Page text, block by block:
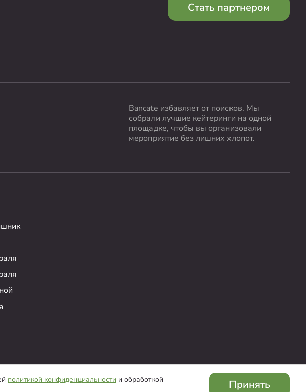
Стать партнером
Bancate избавляет от поисков. Мы
собрали лучшие кейтеринги на одной
площадке, чтобы вы организовали
мероприятие без лишних хлопот.
политикой конфиденциальности и обработкой
Принять